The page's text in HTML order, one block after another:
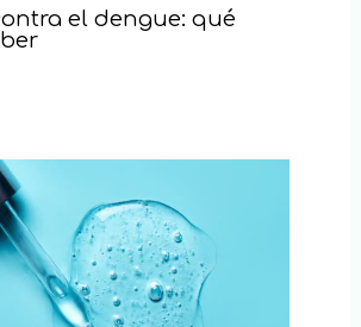
el dengue: qué